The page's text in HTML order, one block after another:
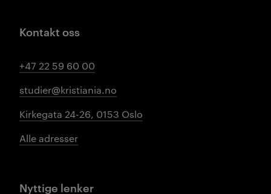
Kontakt oss
+47 22 59 60 00
studier@kristiania.no
Kirkegata 24-26, 0153 Oslo
Alle adresser
Nyttige lenker